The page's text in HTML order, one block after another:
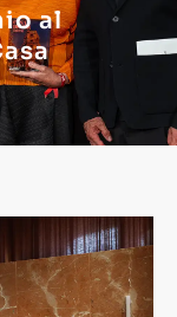
al